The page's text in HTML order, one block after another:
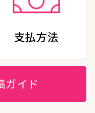
支払方法
ガイド